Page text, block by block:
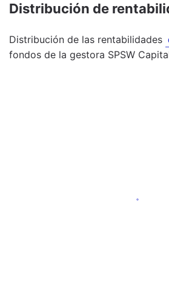
Distribución de
Distribución de las rentabilidades
fondos de la gestora SPSW